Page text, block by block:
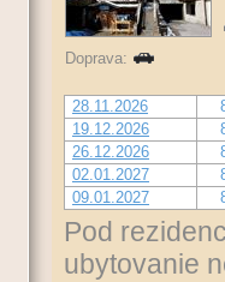
Doprava:
28.11.2026
19.12.2026
26.12.2026
02.01.2027
09.01.2027
Pod
ubytovanie